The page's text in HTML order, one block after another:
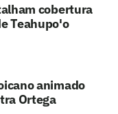
cobertura
Teahupo'o
animado
Ortega